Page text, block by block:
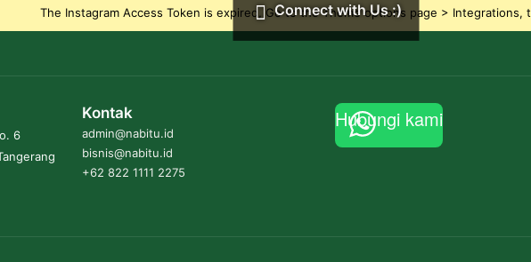
Connect with Us :)
The Instagram Access Token is expired, Go to the Theme options page > Integrations,
6
Kontak
admin@nabitu.id
bisnis@nabitu.id
+62 822 1111 2275
Hubungi kami